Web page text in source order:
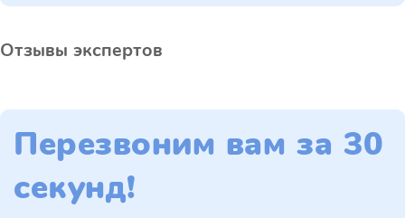
Отзывы экспертов
Перезвоним вам за 30
секунд!